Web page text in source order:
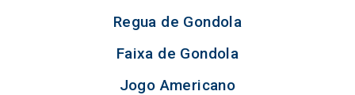
Regua de Gondola
Faixa de Gondola
Jogo Americano